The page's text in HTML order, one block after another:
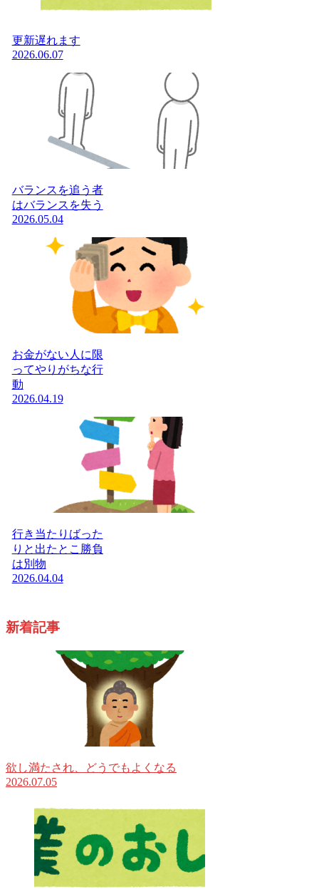
更新遅れます
2026.06.07
バランスを追う者
はバランスを失う
2026.05.04
お金がない人に限
ってやりがちな行
動
2026.04.19
行き当たりばった
りと出たとこ勝負
は別物
2026.04.04
新着記事
欲し満たされ、どうでもよくなる
2026.07.05